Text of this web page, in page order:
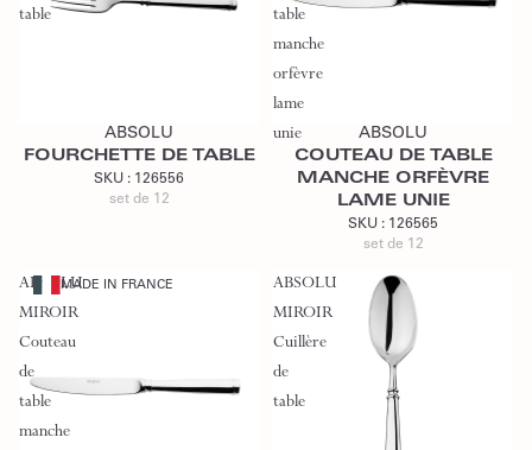
table
ABSOLU
FOURCHETTE DE TABLE
SKU : 126556
set de 12
table
manche
orfèvre
lame
unie
ABSOLU
COUTEAU DE TABLE
MANCHE ORFÈVRE
LAME UNIE
SKU : 126565
set de 12
ABSOLU
MIROIR
Couteau
de
table
manche
MADE IN FRANCE
ABSOLU
MIROIR
Cuillère
de
table